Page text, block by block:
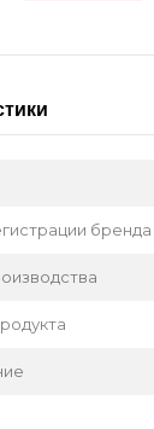
бренда